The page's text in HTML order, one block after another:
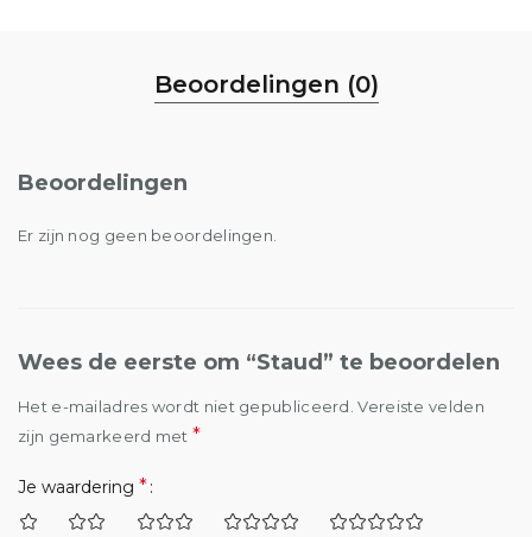
Beoordelingen (0)
Beoordelingen
Er zijn nog geen beoordelingen.
Wees de eerste om “Staud” te beoordelen
Het e-mailadres wordt niet gepubliceerd. Vereiste velden
zijn gemarkeerd met*
Je waardering *